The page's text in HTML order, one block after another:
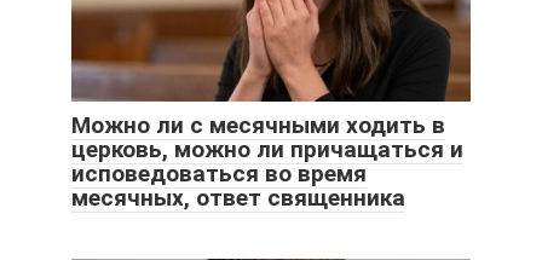
Можно ли с месячными ходить в
церковь, можно ли причащаться и
исповедоваться во время
месячных, ответ священника